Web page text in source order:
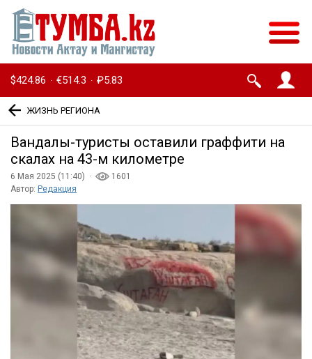
$424.86 · €514.3 · ₽5.83
ЖИЗНЬ РЕГИОНА
Вандалы-туристы оставили граффити на
скалах на 43-м километре
6 Мая 2025 (11:40) ·
1601
Автор: Редакция